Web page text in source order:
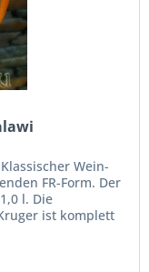
Wein-
FR-Form. Der
l. Die
ist komplett